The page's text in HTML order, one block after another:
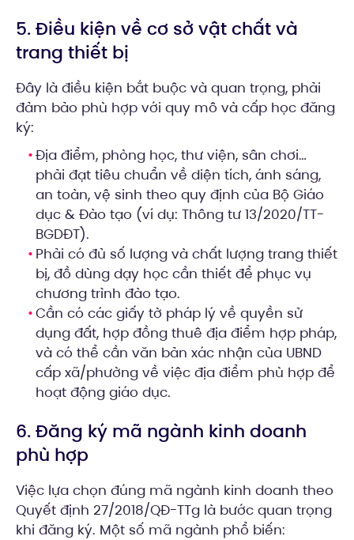
5. Điều kiện về cơ sở vật chất và
trang thiết bị
Đây là điều kiện bắt buộc và quan trọng, phải
đảm bảo phù hợp với quy mô và cấp học đăng
ký:
Địa điểm, phòng học, thư viện, sân chơi…
phải đạt tiêu chuẩn về diện tích, ánh sáng,
an toàn, vệ sinh theo quy định của Bộ Giáo
dục & Đào tạo (ví dụ: Thông tư 13/2020/TT-
BGDĐT).
Phải có đủ số lượng và chất lượng trang thiết
bị, đồ dùng dạy học cần thiết để phục vụ
chương trình đào tạo.
Cần có các giấy tờ pháp lý về quyền sử
dụng đất, hợp đồng thuê địa điểm hợp pháp,
và có thể cần văn bản xác nhận của UBND
cấp xã/phường về việc địa điểm phù hợp để
hoạt động giáo dục.
6. Đăng ký mã ngành kinh doanh
phù hợp
Việc lựa chọn đúng mã ngành kinh doanh theo
Quyết định 27/2018/QĐ-TTg là bước quan trọng
khi đăng ký. Một số mã ngành phổ biến: